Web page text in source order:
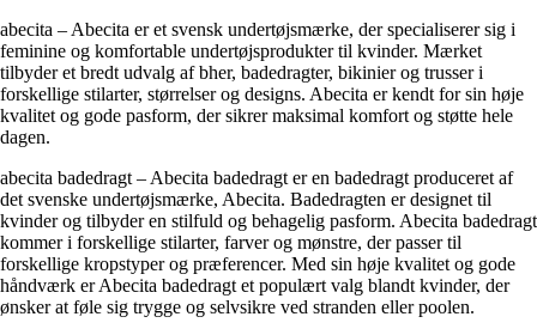
abecita – Abecita er et svensk undertøjsmærke, der specialiserer sig i
feminine og komfortable undertøjsprodukter til kvinder. Mærket
tilbyder et bredt udvalg af bher, badedragter, bikinier og trusser i
forskellige stilarter, størrelser og designs. Abecita er kendt for sin høje
kvalitet og gode pasform, der sikrer maksimal komfort og støtte hele
dagen.
abecita badedragt – Abecita badedragt er en badedragt produceret af
det svenske undertøjsmærke, Abecita. Badedragten er designet til
kvinder og tilbyder en stilfuld og behagelig pasform. Abecita badedragt
kommer i forskellige stilarter, farver og mønstre, der passer til
forskellige kropstyper og præferencer. Med sin høje kvalitet og gode
håndværk er Abecita badedragt et populært valg blandt kvinder, der
ønsker at føle sig trygge og selvsikre ved stranden eller poolen.